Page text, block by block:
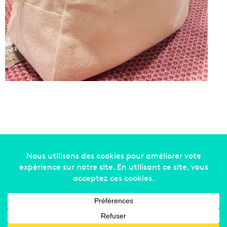
Copyright © 2014-2022Made in Marseille. Tous droits
mentions légales-nous contacter
sommes-nous-annonceurs
Facebook
X LinkedinYouTubeInstagram
RSS